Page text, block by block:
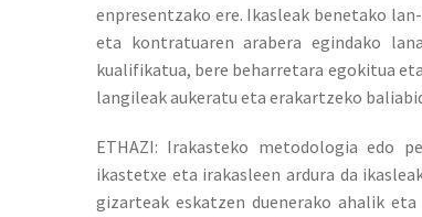
enpresentzako ere. Ikasleak benetako
eta kontratuaren arabera egindako
kualifikatua, bere beharretara egokitua
langileak aukeratu eta erakartzeko
ETHAZI: Irakasteko metodologia edo
ikastetxe eta irakasleen ardura da
gizarteak eskatzen duenerako ahalik